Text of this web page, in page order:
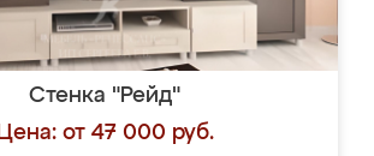
Стенка "Рейд"
Цена: от 47 000 руб.